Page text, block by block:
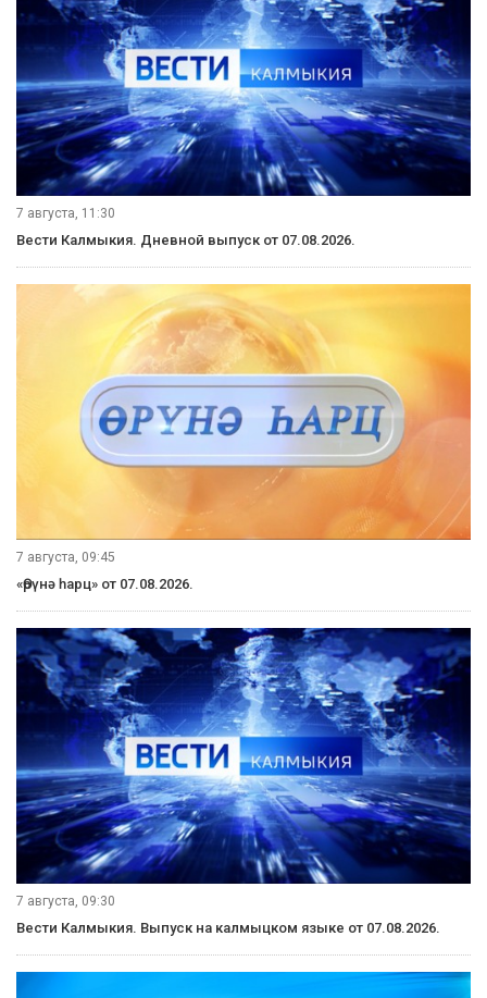
7 августа, 11:30
Вести Калмыкия. Дневной выпуск от 07.08.2026.
7 августа, 09:45
«Өрүнә һарц» от 07.08.2026.
7 августа, 09:30
Вести Калмыкия. Выпуск на калмыцком языке от 07.08.2026.